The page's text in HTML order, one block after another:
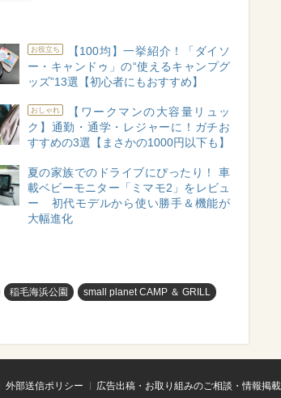
お役立ち
【100均】一挙紹介！「ダイソ
ー・キャンドゥ」の“使えるキャンプグ
ッズ”13選【初心者にもおすすめ】
おしゃれ
【ワークマンの大容量リュッ
ク】通勤・通学・レジャーに！ガチお
すすめの3選【まさかの1000円以下も】
夏の家族でのドライブにぴったり！ 車
載ベビーモニター「ミマモ2」をレビュ
ー 初代モデルから使い勝手＆機能が
大幅進化
稲毛海浜公園 small planet CAMP ＆ GRILL
外部送信ポリシー 広告出稿・お取り組みのご相談・情報掲